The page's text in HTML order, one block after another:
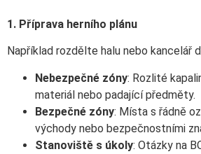
1. Příprava herního plánu
Například rozdělte halu nebo kancelář
Nebezpečné zóny: Rozlité
materiál nebo padající předměty.
Bezpečné zóny: Místa s řádně
východy nebo bezpečnostními
Stanoviště s úkoly: Otázky na